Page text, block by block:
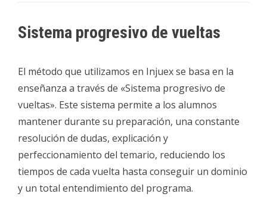
Sistema progresivo de vueltas
El método que utilizamos en Injuex se basa en la
enseñanza a través de «Sistema progresivo de
vueltas». Este sistema permite a los alumnos
mantener durante su preparación, una constante
resolución de dudas, explicación y
perfeccionamiento del temario, reduciendo los
tiempos de cada vuelta hasta conseguir un dominio
y un total entendimiento del programa.